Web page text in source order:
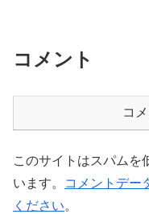
コメント
コ
このサイトはスパムを
います。
コメントデー
ください。